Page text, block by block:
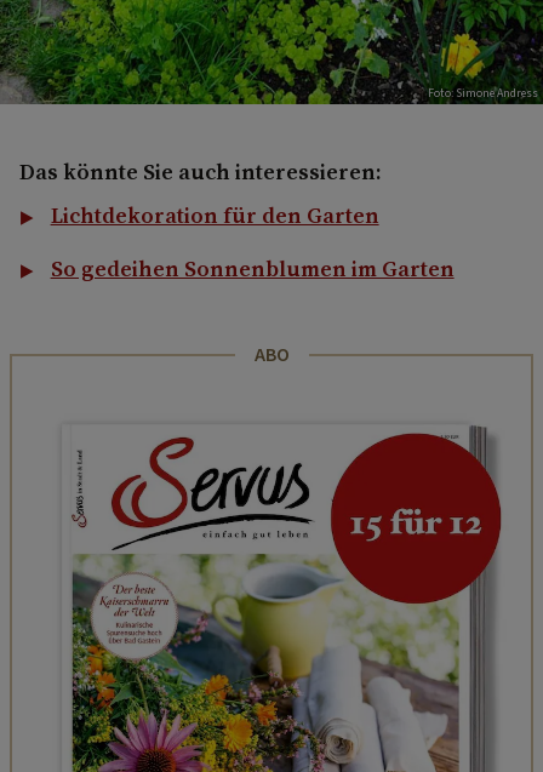
Foto: Simone Andress
Das könnte Sie auch interessieren:
Lichtdekoration für den Garten
So gedeihen Sonnenblumen im Garten
ABO